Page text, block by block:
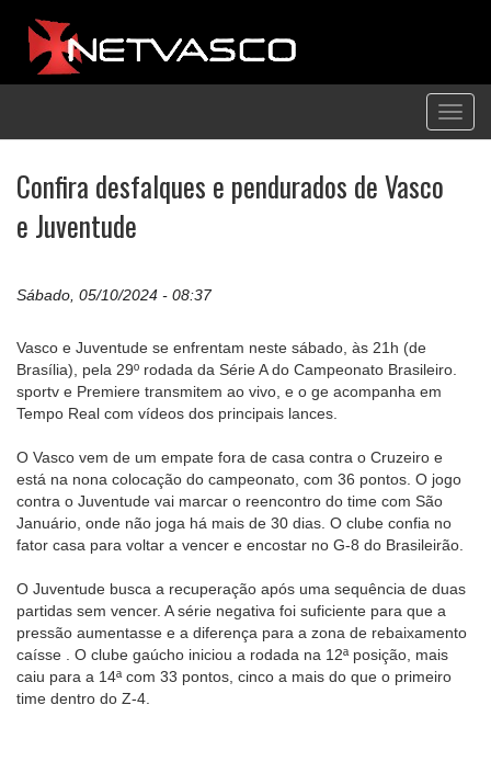
Confira desfalques e pendurados de Vasco
e Juventude
Sábado, 05/10/2024 - 08:37
Vasco e Juventude se enfrentam neste sábado, às 21h (de
Brasília), pela 29º rodada da Série A do Campeonato Brasileiro.
sportv e Premiere transmitem ao vivo, e o ge acompanha em
Tempo Real com vídeos dos principais lances.
O Vasco vem de um empate fora de casa contra o Cruzeiro e
está na nona colocação do campeonato, com 36 pontos. O jogo
contra o Juventude vai marcar o reencontro do time com São
Januário, onde não joga há mais de 30 dias. O clube confia no
fator casa para voltar a vencer e encostar no G-8 do Brasileirão.
O Juventude busca a recuperação após uma sequência de duas
partidas sem vencer. A série negativa foi suficiente para que a
pressão aumentasse e a diferença para a zona de rebaixamento
caísse . O clube gaúcho iniciou a rodada na 12ª posição, mais
caiu para a 14ª com 33 pontos, cinco a mais do que o primeiro
time dentro do Z-4.